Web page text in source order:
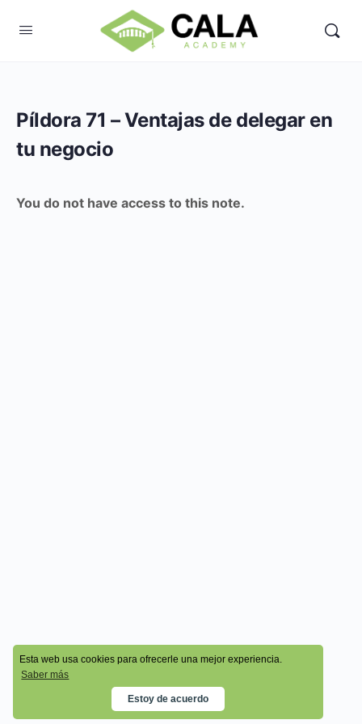
Esta web usa cookies para ofrecerle una mejor experiencia.
Saber más
Estoy de acuerdo
Píldora 71 – Ventajas de delegar en
tu negocio
You do not have access to this note.
© 2026 - Cala Academy